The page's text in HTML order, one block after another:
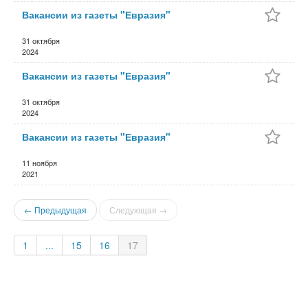
Вакансии из газеты "Евразия"
31 октября
2024
Вакансии из газеты "Евразия"
31 октября
2024
Вакансии из газеты "Евразия"
11 ноября
2021
← Предыдущая Следующая →
1 ... 15 16 17